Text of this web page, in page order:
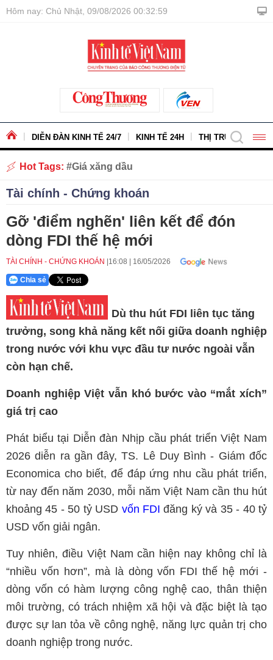
Hôm nay: Chủ Nhật, 09/08/2026 00:33:01
DIỄN ĐÀN KINH TẾ 24/7 KINH TẾ 24H THỊ TRƯỜNG -
Hot Tags: Giá xăng dầu
Tài chính - Chứng khoán
Gỡ 'điểm nghẽn' liên kết để đón
dòng FDI thế hệ mới
TÀI CHÍNH - CHỨNG KHOÁN 16:08 16/05/2026
Chia sẻ
Dù thu hút FDI liên tục tăng
trưởng, song khả năng kết nối giữa doanh nghiệp
trong nước với khu vực đầu tư nước ngoài vẫn
còn hạn chế.
Doanh nghiệp Việt vẫn khó bước vào “mắt xích”
giá trị cao
Phát biểu tại Diễn đàn Nhịp cầu phát triển Việt Nam
2026 diễn ra gần đây, TS. Lê Duy Bình - Giám đốc
Economica cho biết, để đáp ứng nhu cầu phát triển,
từ nay đến năm 2030, mỗi năm Việt Nam cần thu hút
khoảng 45 - 50 tỷ USD vốn FDI đăng ký và 35 - 40 tỷ
USD vốn giải ngân.
Tuy nhiên, điều Việt Nam cần hiện nay không chỉ là
“nhiều vốn hơn”, mà là dòng vốn FDI thế hệ mới -
dòng vốn có hàm lượng công nghệ cao, thân thiện
môi trường, có trách nhiệm xã hội và đặc biệt là tạo
được sự lan tỏa về công nghệ, năng lực quản trị cho
doanh nghiệp trong nước.